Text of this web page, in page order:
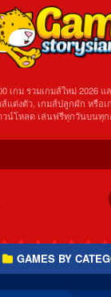
เกม รวมเกมส์ใหม่ 2026
ส์แต่งตัว, เกมส์ปลูกผัก หรือ
วน์โหลด เล่นฟรีทุกวันบนทุ
GAMES BY